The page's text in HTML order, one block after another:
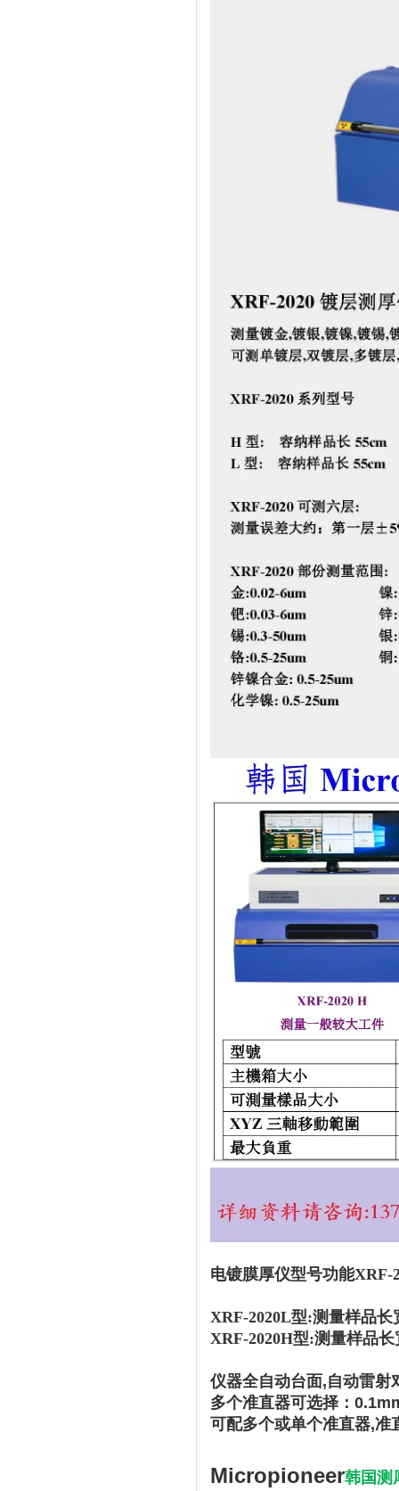
电镀膜厚仪型号功能XRF-
XRF-2020L型:测量样品长
XRF-2020H型:测量样品长
仪器全自动台面,自动雷射
多个准直器可选择：
可配多个或单个准直器,准
Micropioneer韩国测